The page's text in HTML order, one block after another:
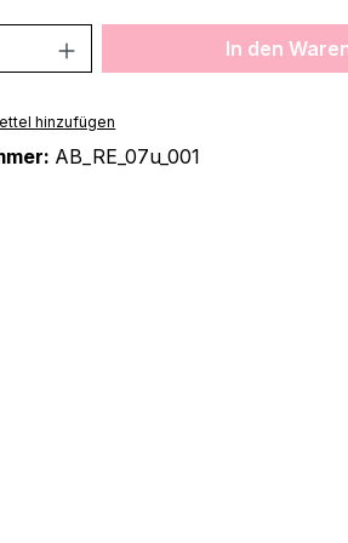
Anzahl: Gib denIn den
hinzufügen
AB_RE_07u_001